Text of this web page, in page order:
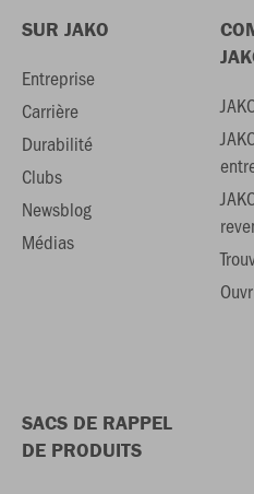
SUR JAKO
Entreprise
Carrière
Durabilité
Clubs
Newsblog
Médias
SACS DE RAPPEL
DE PRODUITS